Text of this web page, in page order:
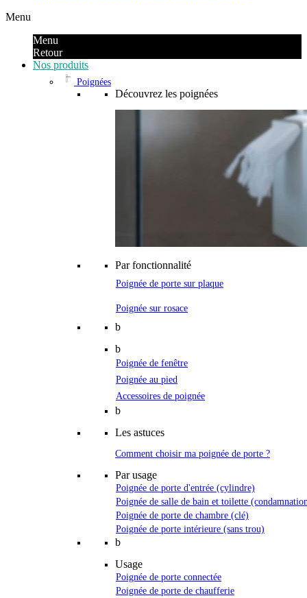
Menu
Menu
Retour
Nos produits
Poignées
Découvrez les poignées
Par fonctionnalité
Poignée de porte sur plaque
Poignée sur rosace
b
b
Poignée de fenêtre
Poignée au pied
Accessoires de poignée
b
Les astuces
Comment choisir ma poignée de porte ?
Par usage
Poignée de porte d'entrée (cylindre)
Poignée de salle de bain et toilette
Poignée de porte de chambre (clé)
Poignée de porte intérieure (sans trou)
b
Usage
Poignée de porte connectée
Poignée de porte de chaufferie